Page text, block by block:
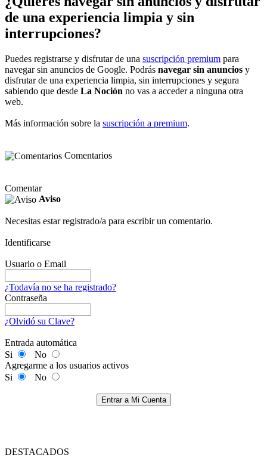
de una experiencia limpia y sin
interrupciones?
Puedes registrarse y disfrutar de una suscripción premium para
navegar sin anuncios de Google. Podrás navegar sin anuncios y
disfrutar de una experiencia limpia, sin interrupciones y segura
sabiendo que desde La Noción no vas a acceder a ninguna otra
web.
Más información sobre la suscripción a premium.
Comentarios
Comentar
Aviso
Necesitas estar registrado/a para escribir un comentario.
Identificarse
Usuario o Email
¿Todavía no se ha registrado?
Contraseña
¿Olvidó su Clave?
Entrada automática
Si
No
Agregarme a los usuarios activos
Si
No
Entrar a Mi Cuenta
DESTACADOS